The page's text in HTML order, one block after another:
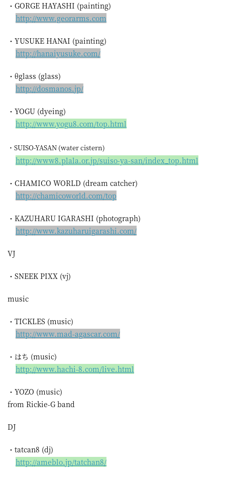
・GORGE HAYASHI (painting)
http://www.georarms.com
・YUSUKE HANAI (painting)
http://hanaiyusuke.com/
・θglass (glass)
http://dosmanos.jp/
・YOGU (dyeing)
http://www.yogu8.com/top.html
・ SUISO-YASAN (water cistern)
http://www8.plala.or.jp/suiso-ya-san/index _top.html
・CHAMICO WORLD (dream catcher)
http://chamicoworld.com/top
・KAZUHARU IGARASHI (photograph)
http://www.kazuharuigarashi.com/
VJ
・SNEEK PIXX (vj)
music
・TICKLES (music)
http://www.mad-agascar.com/
・はち (music)
http://www.hachi-8.com/live.html
・YOZO (music)
from Rickie-G band
DJ
・tatcan8 (dj)
http://ameblo.jp/tatchan8/